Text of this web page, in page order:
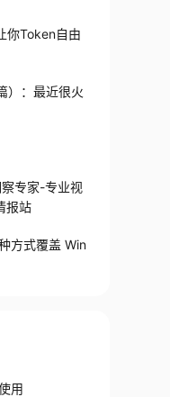
你Token自由
）：最近很火
专家-专业视
报站
方式覆盖 Win
用